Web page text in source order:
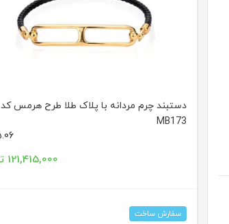
دستبند چرم مردانه با پلاک طلا طرح هرمس کد
MB173
121,415,000 تومان
سفارش ساخت